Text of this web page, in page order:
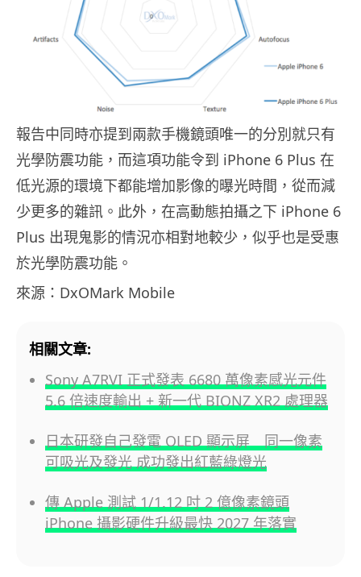
報告中同時亦提到兩款手機鏡頭唯一的分別就只有
光學防震功能，而這項功能令到 iPhone 6 Plus 在
低光源的環境下都能增加影像的曝光時間，從而減
少更多的雜訊。此外，在高動態拍攝之下 iPhone 6
Plus 出現鬼影的情況亦相對地較少，似乎也是受惠
於光學防震功能。
來源：DxOMark Mobile
相關文章:
Sony A7RVI 正式發表 6680 萬像素感光元件
5.6 倍速度輸出 + 新一代 BIONZ XR2 處理器
日本研發自己發電 OLED 顯示屏 同一像素
可吸光及發光 成功發出紅藍綠燈光
傳 Apple 測試 1/1.12 吋 2 億像素鏡頭
iPhone 攝影硬件升級最快 2027 年落實